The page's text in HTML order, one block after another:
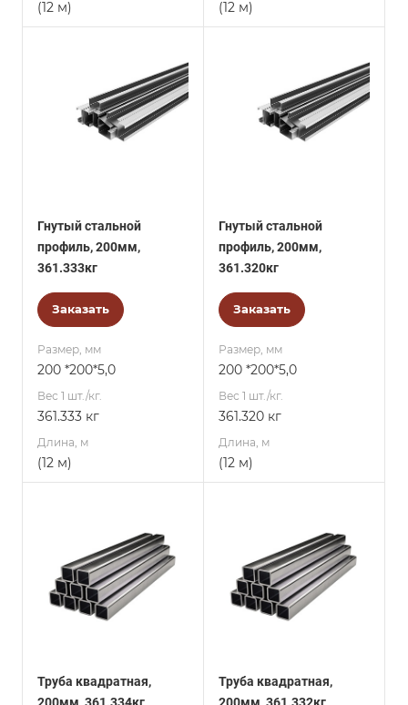
(12 м) (12 м)
Гнутый стальной
профиль, 200мм,
361.333кг
Заказать
Размер, мм
200 *200*5,0
Вес 1 шт./кг.
361.333 кг
Длина, м
(12 м)
Гнутый стальной
профиль, 200мм,
361.320кг
Заказать
Размер, мм
200 *200*5,0
Вес 1 шт./кг.
361.320 кг
Длина, м
(12 м)
Труба квадратная,
Труба квадратная,